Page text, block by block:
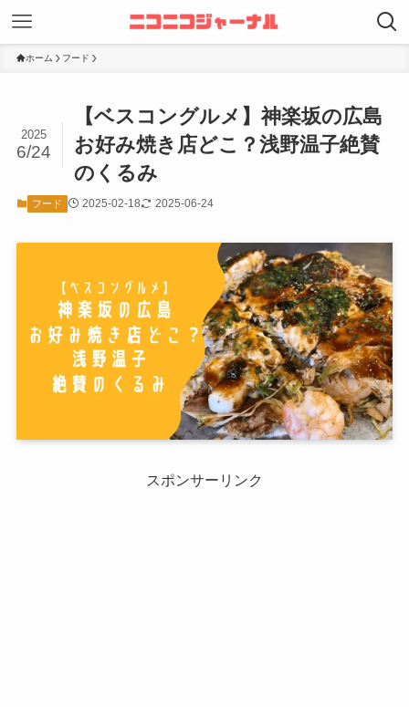
ホーム フード
【ベスコングルメ】神楽坂の広島
お好み焼き店どこ？浅野温子絶賛
のくるみ
2025
6/24
フード 2025-02-18 2025-06-24
スポンサーリンク